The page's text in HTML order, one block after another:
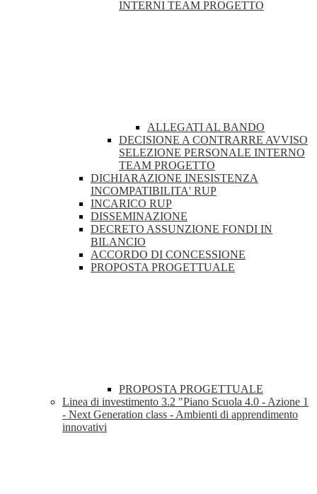
INTERNI TEAM PROGETTO
ALLEGATI AL BANDO
DECISIONE A CONTRARRE AVVISO
SELEZIONE PERSONALE INTERNO
TEAM PROGETTO
DICHIARAZIONE INESISTENZA
INCOMPATIBILITA' RUP
INCARICO RUP
DISSEMINAZIONE
DECRETO ASSUNZIONE FONDI IN
BILANCIO
ACCORDO DI CONCESSIONE
PROPOSTA PROGETTUALE
PROPOSTA PROGETTUALE
Linea di investimento 3.2 "Piano Scuola 4.0 - Azione 1
- Next Generation class - Ambienti di apprendimento
innovativi